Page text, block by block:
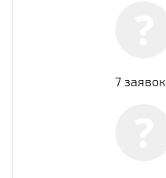
7 заявок